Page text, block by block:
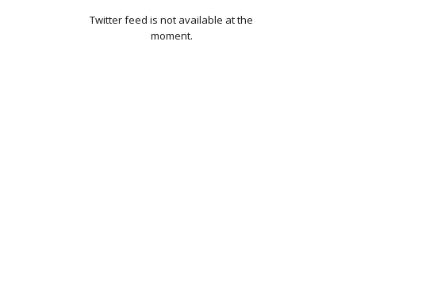
Twitter feed is not available at the
moment.